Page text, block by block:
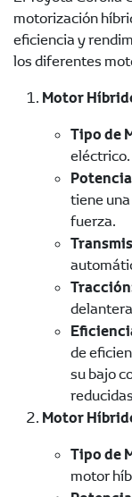
motorización
eficiencia y
los diferentes
Motor
Tipo de
eléctrico.
tiene
fuerza.
de
su bajo
Motor
Tipo de
motor